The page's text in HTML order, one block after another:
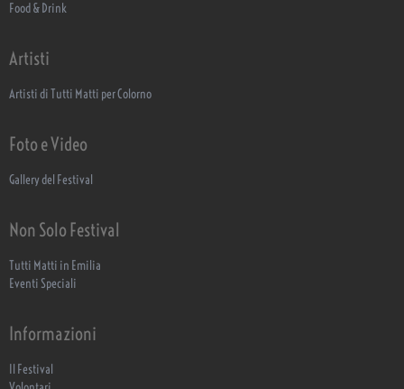
Food & Drink
Artisti
Artisti di Tutti Matti per Colorno
Foto e Video
Gallery del Festival
Non Solo Festival
Tutti Matti in Emilia
Eventi Speciali
Informazioni
Il Festival